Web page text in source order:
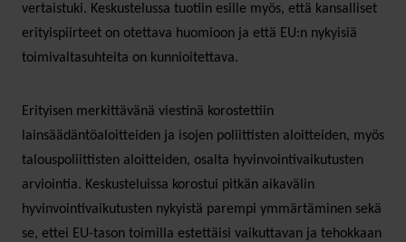
vertaistuki. Keskustelussa tuotiin esille myös, että kansalliset
erityispiirteet on otettava huomioon ja että EU:n nykyisiä
toimivaltasuhteita on kunnioitettava.
Erityisen merkittävänä viestinä korostettiin
lainsäädäntöaloitteiden ja isojen poliittisten aloitteiden, myös
talouspoliittisten aloitteiden, osalta hyvinvointivaikutusten
arviointia. Keskusteluissa korostui pitkän aikavälin
hyvinvointivaikutusten nykyistä parempi ymmärtäminen sekä
se, ettei EU-tason toimilla estettäisi vaikuttavan ja tehokkaan